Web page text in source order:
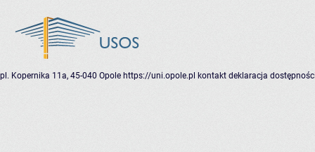
pl. Kopernika 11a, 45-040 Opole https://uni.opole.pl kontakt deklaracja